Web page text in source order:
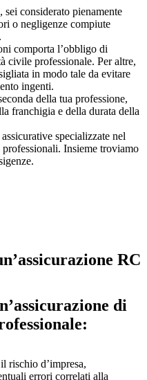
sei considerato pienamente
o negligenze compiute
comporta l’obbligo di
civile professionale. Per altre,
in modo tale da evitare
ingenti.
della tua professione,
franchigia e della durata della
specializzate nel
Insieme troviamo
RC
di
rischio d’impresa,
errori correlati alla